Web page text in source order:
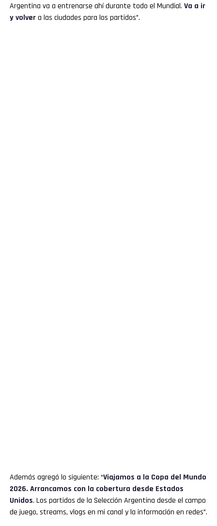
Argentina va a entrenarse ahí durante todo el Mundial. Va a ir
y volvera las ciudades para los partidos”.
Además agregó lo siguiente: “Viajamos a la Copa del Mundo
2026. Arrancamos con la cobertura desde Estados
Unidos. Los partidos de la Selección Argentina desde el campo
de juego, streams, vlogs en mi canal y la información en redes”.